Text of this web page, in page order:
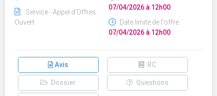
Service - Appel d'Offres
Ouvert
07/04/2026 à 12h00
Date limite de l'offre :
07/04/2026 à 12h00
Avis RC
Dossier Questions